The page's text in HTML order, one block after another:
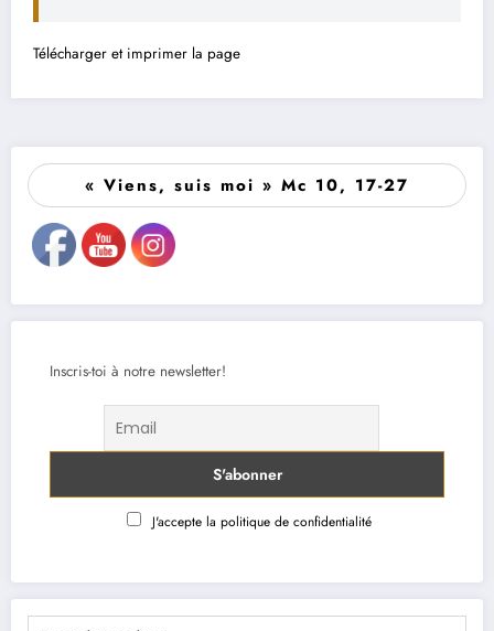
Télécharger et imprimer la page
« Viens, suis moi » Mc 10, 17-27
Inscris-toi à notre newsletter!
J'accepte la politique de confidentialité